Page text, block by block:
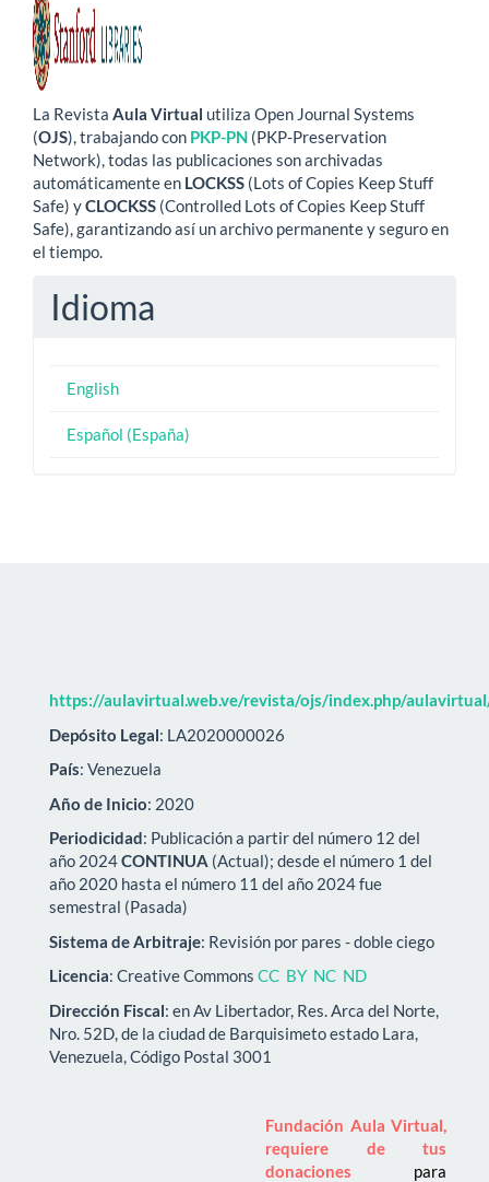
La Revista Aula Virtual utiliza Open Journal Systems
(OJS), trabajando con PKP-PN (PKP-Preservation
Network), todas las publicaciones son archivadas
automáticamente en LOCKSS (Lots of Copies Keep Stuff
Safe) yCLOCKSS (Controlled Lots of Copies Keep Stuff
Safe), garantizando así un archivo permanente y seguro en
el tiempo.
Idioma
English
Español (España)
https://aulavirtual.web.ve/revista/ojs/index.php/
Depósito Legal: LA2020000026
País: Venezuela
Año de Inicio: 2020
Periodicidad: Publicación a partir del número 12 del
año 2024CONTINUA (Actual); desde el número 1 del
año 2020 hasta el número 11 del año 2024 fue
semestral (Pasada)
Sistema de Arbitraje: Revisión por pares - doble ciego
Licencia: Creative Commons CC BY NC ND
Dirección Fiscal: en Av Libertador, Res. Arca del Norte,
Nro. 52D, de la ciudad de Barquisimeto estado Lara,
Venezuela, Código Postal 3001
Fundación Aula Virtual,
requiere de tus
donaciones
para